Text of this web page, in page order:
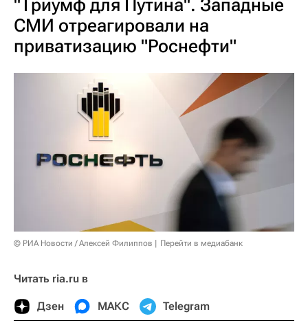
"Триумф для Путина". Западные
СМИ отреагировали на
приватизацию "Роснефти"
© РИА Новости / Алексей Филиппов Перейти в медиабанк
Читать ria.ru в
Дзен МАКС Telegram